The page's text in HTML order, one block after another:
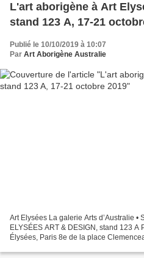
L'art aborigène à Art
stand 123 A, 17-21
Publié le 10/10/2019 à 10:07
Par Art Aborigène Australie
Art Elysées La galerie Arts d’Australie
ELYSÉES ART & DESIGN, stand 123
Élysées, Paris 8e de la place